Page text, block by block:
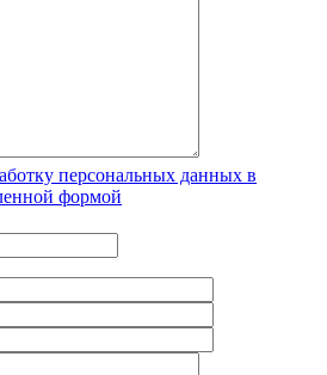
персональных данных в
формой